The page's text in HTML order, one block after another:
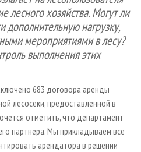
лесного хозяйства. Могут ли
дополнительную нагрузку,
мероприятиями в лесу?
выполнения этих
683 договора аренды
лесосеки, предоставленной в
отметить, что департамент
партнера. Мы прикладываем все
арендатора в решении